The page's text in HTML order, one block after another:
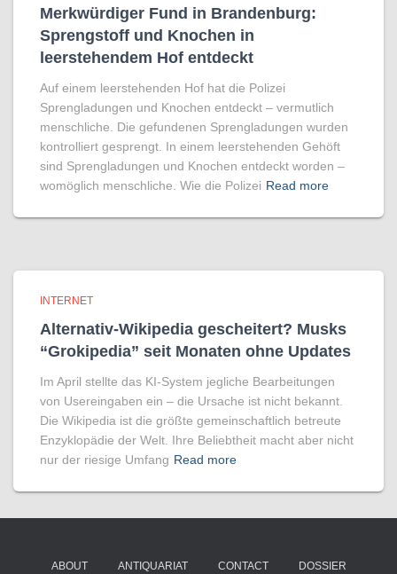
Merkwürdiger Fund in Brandenburg:
Sprengstoff und Knochen in
leerstehendem Hof entdeckt
Auf einem leerstehenden Hof hat die Polizei
Sprengladungen und Knochen entdeckt – vermutlich
menschliche. Die gefundenen Sprengladungen wurden
kontrolliert gesprengt. In einem leerstehenden Gehöft
sind Sprengladungen und Knochen entdeckt worden –
womöglich menschliche. Wie die Polizei Read more
INTERNET
Alternativ-Wikipedia gescheitert? Musks
“Grokipedia” seit Monaten ohne Updates
Im April stellte das KI-System jegliche Bearbeitungen
von Usereingaben ein – die Ursache ist nicht bekannt.
Die Wikipedia ist die größte gemeinschaftlich betreute
Enzyklopädie der Welt. Ihre Beliebtheit macht aber nicht
nur der riesige Umfang Read more
ABOUT ANTIQUARIAT CONTACT DOSSIER